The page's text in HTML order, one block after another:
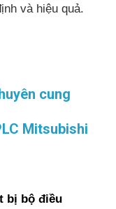
và hiệu quả.
cung
Mitsubishi
bị bộ điều